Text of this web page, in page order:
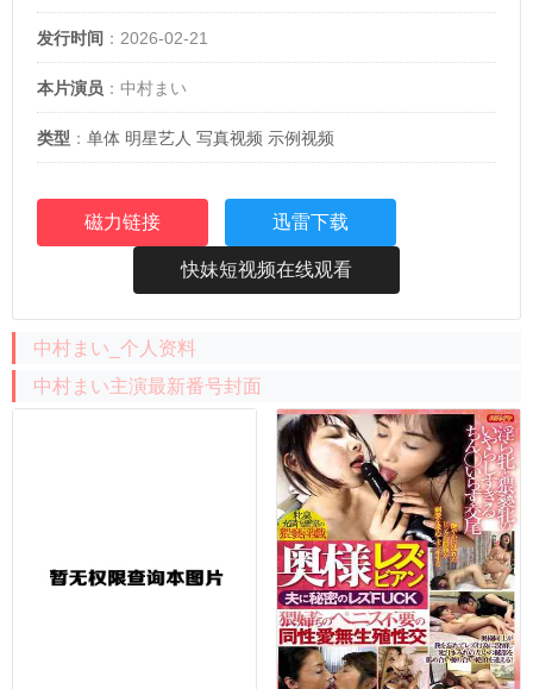
发行时间 ：2026-02-21
本片演员 ：中村まい
类型 ： 单体 明星艺人 写真视频 示例视频
磁力链接 迅雷下载
快妹短视频在线观看
中村まい_个人资料
中村まい主演最新番号封面